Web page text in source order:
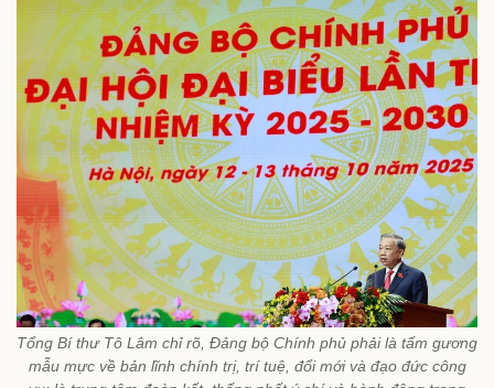
Tổng Bí thư Tô Lâm chỉ rõ, Đảng bộ Chính phủ phải là tấm gương
mẫu mực về bản lĩnh chính trị, trí tuệ, đổi mới và đạo đức công